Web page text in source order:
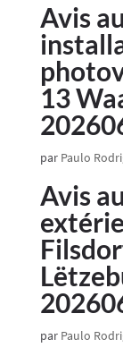
Avis
13
par Paulo
Avis
par Paulo